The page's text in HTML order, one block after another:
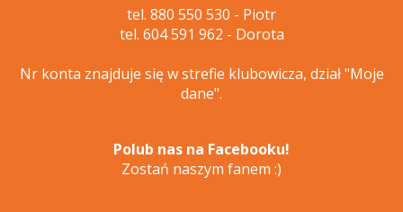
tel. 880 550 530 - Piotr
tel. 604 591 962 - Dorota
Nr konta znajduje się w strefie klubowicza, dział "Moje
dane".
Polub nas na Facebooku!
Zostań naszym fanem :)